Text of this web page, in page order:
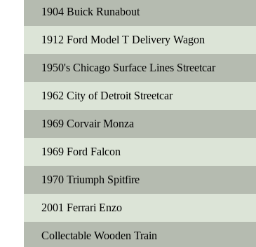
1904 Buick Runabout
1912 Ford Model T Delivery Wagon
1950's Chicago Surface Lines Streetcar
1962 City of Detroit Streetcar
1969 Corvair Monza
1969 Ford Falcon
1970 Triumph Spitfire
2001 Ferrari Enzo
Collectable Wooden Train